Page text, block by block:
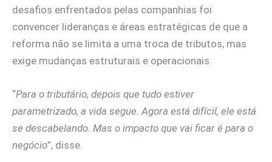
desafios enfrentados pelas companhias foi
convencer lideranças e áreas estratégicas de que a
reforma não se limita a uma troca de tributos, mas
exige mudanças estruturais e operacionais.
“Para o tributário, depois que tudo estiver
parametrizado, a vida segue. Agora está difícil, ele está
se descabelando. Mas o impacto que vai ficar é para o
negócio”, disse.